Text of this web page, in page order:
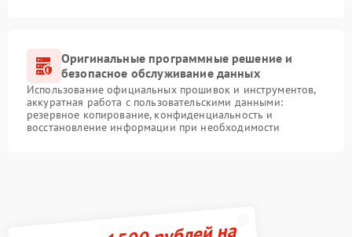
Оригинальные программные решение и
безопасное обслуживание данных
Использование официальных прошивок и инструментов,
аккуратная работа с пользовательскими данными:
резервное копирование, конфиденциальность и
восстановление информации при необходимости